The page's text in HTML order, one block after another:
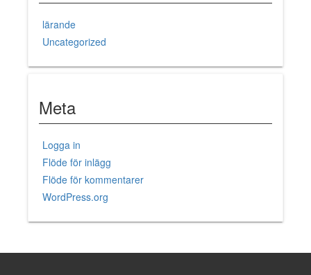
lärande
Uncategorized
Meta
Logga in
Flöde för inlägg
Flöde för kommentarer
WordPress.org